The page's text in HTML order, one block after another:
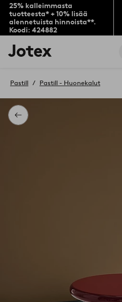
25% kalleimmasta
tuotteesta* + 10% lisää
alennetuista hinnoista**.
Koodi: 424882
Jotex-
logo
aloitussivulle
Takaisin
Pastill Pastill - Huonekalut